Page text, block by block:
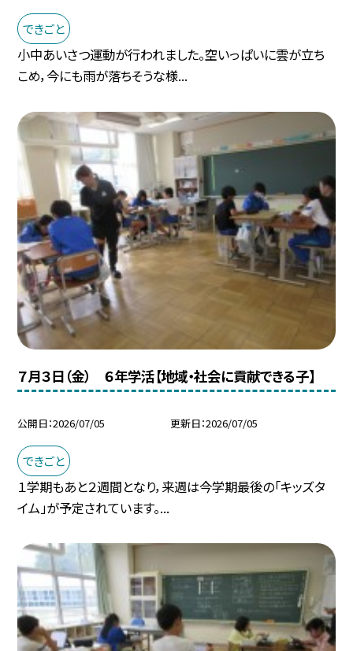
できごと
小中あいさつ運動が行われました。空いっぱいに雲が立ち
こめ，今にも雨が落ちそうな様...
７月３日（金） ６年学活【地域・社会に貢献できる子】
公開日 2026/07/05 更新日 2026/07/05
できごと
１学期もあと２週間となり，来週は今学期最後の「キッズタ
イム」が予定されています。...